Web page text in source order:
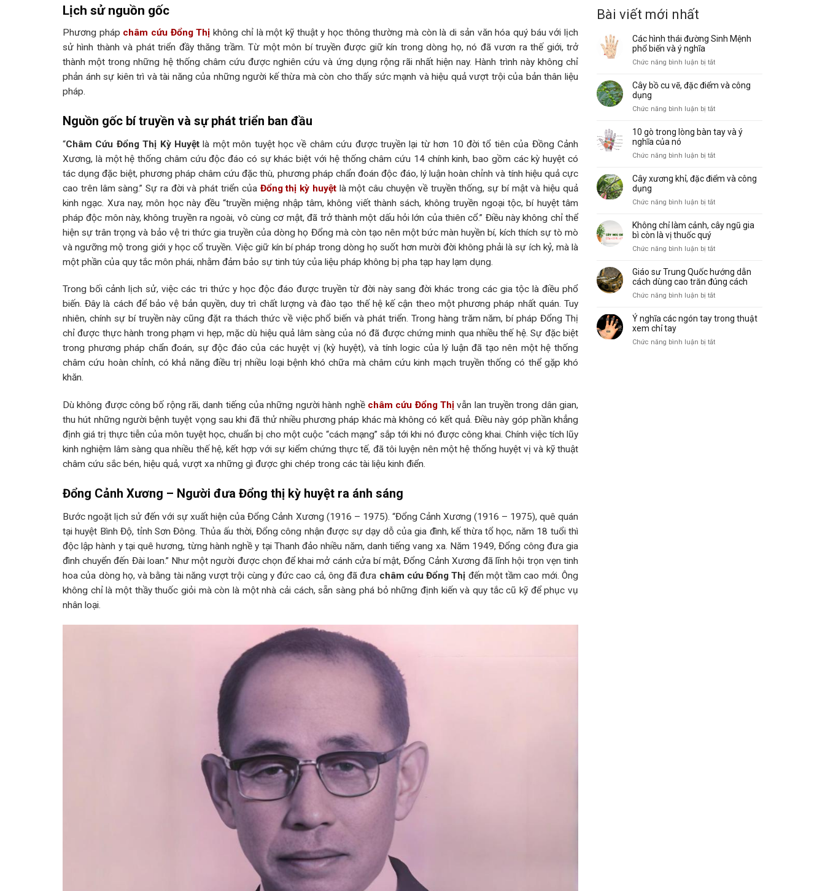
Lịch sử nguồn gốc
Phương pháp châm cứu Đổng Thị không chỉ là một kỹ thuật y học thông thường mà còn là di sản văn hóa quý báu với lịch
sử hình thành và phát triển đầy thăng trầm. Từ một môn bí truyền được giữ kín trong dòng họ, nó đã vươn ra thế giới, trở
thành một trong những hệ thống châm cứu được nghiên cứu và ứng dụng rộng rãi nhất hiện nay. Hành trình này không chỉ
phản ánh sự kiên trì và tài năng của những người kế thừa mà còn cho thấy sức mạnh và hiệu quả vượt trội của bản thân liệu
pháp.
Nguồn gốc bí truyền và sự phát triển ban đầu
“Châm Cứu Đổng Thị Kỳ Huyệt là một môn tuyệt học về châm cứu được truyền lại từ hơn 10 đời tổ tiên của Đồng Cảnh
Xương, là một hệ thống châm cứu độc đáo có sự khác biệt với hệ thống châm cứu 14 chính kinh, bao gồm các kỳ huyệt có
tác dụng đặc biệt, phương pháp châm cứu đặc thù, phương pháp chẩn đoán độc đáo, lý luận hoàn chỉnh và tính hiệu quả cực
cao trên lâm sàng.” Sự ra đời và phát triển của Đổng thị kỳ huyệtlà một câu chuyện về truyền thống, sự bí mật và hiệu quả
kinh ngạc. Xưa nay, môn học này đều “truyền miệng nhập tâm, không viết thành sách, không truyền ngoại tộc, bí huyệt tâm
pháp độc môn này, không truyền ra ngoài, vô cùng cơ mật, đã trở thành một dấu hỏi lớn của thiên cổ.” Điều này không chỉ thể
hiện sự trân trọng và bảo vệ tri thức gia truyền của dòng họ Đổng mà còn tạo nên một bức màn huyền bí, kích thích sự tò mò
và ngưỡng mộ trong giới y học cổ truyền. Việc giữ kín bí pháp trong dòng họ suốt hơn mười đời không phải là sự ích kỷ, mà là
một phần của quy tắc môn phái, nhằm đảm bảo sự tinh túy của liệu pháp không bị pha tạp hay lạm dụng.
Trong bối cảnh lịch sử, việc các tri thức y học độc đáo được truyền từ đời này sang đời khác trong các gia tộc là điều phổ
biến. Đây là cách để bảo vệ bản quyền, duy trì chất lượng và đào tạo thế hệ kế cận theo một phương pháp nhất quán. Tuy
nhiên, chính sự bí truyền này cũng đặt ra thách thức về việc phổ biến và phát triển. Trong hàng trăm năm, bí pháp Đổng Thị
chỉ được thực hành trong phạm vi hẹp, mặc dù hiệu quả lâm sàng của nó đã được chứng minh qua nhiều thế hệ. Sự đặc biệt
trong phương pháp chẩn đoán, sự độc đáo của các huyệt vị (kỳ huyệt), và tính logic của lý luận đã tạo nên một hệ thống
châm cứu hoàn chỉnh, có khả năng điều trị nhiều loại bệnh khó chữa mà châm cứu kinh mạch truyền thống có thể gặp khó
khăn.
Dù không được công bố rộng rãi, danh tiếng của những người hành nghề châm cứu Đổng Thịvẫn lan truyền trong dân gian,
thu hút những người bệnh tuyệt vọng sau khi đã thử nhiều phương pháp khác mà không có kết quả. Điều này góp phần khẳng
định giá trị thực tiễn của môn tuyệt học, chuẩn bị cho một cuộc “cách mạng” sắp tới khi nó được công khai. Chính việc tích lũy
kinh nghiệm lâm sàng qua nhiều thế hệ, kết hợp với sự kiểm chứng thực tế, đã tôi luyện nên một hệ thống huyệt vị và kỹ thuật
châm cứu sắc bén, hiệu quả, vượt xa những gì được ghi chép trong các tài liệu kinh điển.
Đổng Cảnh Xương – Người đưa Đổng thị kỳ huyệt ra ánh sáng
Bước ngoặt lịch sử đến với sự xuất hiện của Đổng Cảnh Xương (1916 – 1975). “Đổng Cảnh Xương (1916 – 1975), quê quán
tại huyệt Bình Độ, tỉnh Sơn Đông. Thủa ấu thời, Đổng công nhận được sự dạy dỗ của gia đình, kế thừa tổ học, năm 18 tuổi thì
độc lập hành y tại quê hương, từng hành nghề y tại Thanh đảo nhiều năm, danh tiếng vang xa. Năm 1949, Đổng công đưa gia
đình chuyển đến Đài loan.” Như một người được chọn để khai mở cánh cửa bí mật, Đổng Cảnh Xương đã lĩnh hội trọn vẹn tinh
hoa của dòng họ, và bằng tài năng vượt trội cùng y đức cao cả, ông đã đưa châm cứu Đổng Thị đến một tầm cao mới. Ông
không chỉ là một thầy thuốc giỏi mà còn là một nhà cải cách, sẵn sàng phá bỏ những định kiến và quy tắc cũ kỹ để phục vụ
nhân loại.
là:
200.000₫.
Bài viết mới nhất
Các hình thái đường Sinh Mệnh
phổ biến và ý nghĩa
Chức năng bình luận bị tắtở
hình
phổ
và
nghĩa
Cây bồ cu vẽ, đặc điểm và công
dụng
Chức năng bình luận bị tắtở
bồ
và
dụng
10 gò trong lòng bàn tay và ý
nghĩa của nó
Chức năng bình luận bị tắtở
gò
và
nghĩa
nó
Cây xương khỉ, đặc điểm và công
dụng
Chức năng bình luận bị tắtở
xương
công
dụng
Không chỉ làm cảnh, cây ngũ gia
bì còn là vị thuốc quý
Chức năng bình luận bị tắtở
chỉ
làm
gia
còn
Giáo sư Trung Quốc hướng dẫn
cách dùng cao trăn đúng cách
Chức năng bình luận bị tắtở
sư
Ý nghĩa các ngón tay trong thuật
xem chỉ tay
Chức năng bình luận bị tắtở